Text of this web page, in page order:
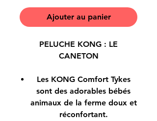
Ajouter au panier
PELUCHE KONG : LE
CANETON
Les KONG Comfort Tykes
sont des adorables bébés
animaux de la ferme doux et
réconfortant.